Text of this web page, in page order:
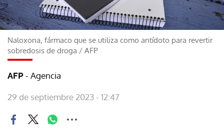
Naloxona, fármaco que se utiliza como antídoto para revertir
sobredosis de droga / AFP
AFP - Agencia
29 de septiembre 2023 - 12:47